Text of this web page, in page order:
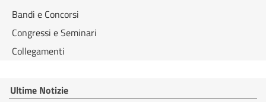
Bandi e Concorsi
Congressi e Seminari
Collegamenti
Ultime Notizie